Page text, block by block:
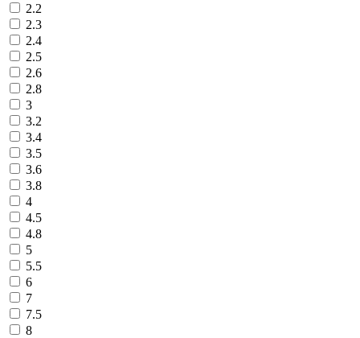
2.2
2.3
2.4
2.5
2.6
2.8
3
3.2
3.4
3.5
3.6
3.8
4
4.5
4.8
5
5.5
6
7
7.5
8